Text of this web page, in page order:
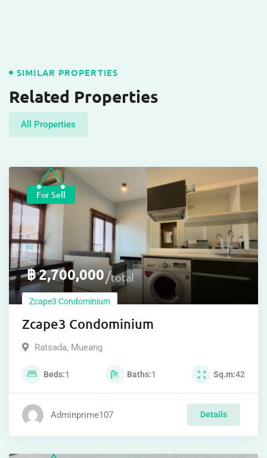
SIMILAR PROPERTIES
Related Properties
All Properties
For Sell
฿2,700,000 total
Zcape3 Condominium
Zcape3 Condominium
Ratsada, Mueang
Beds 1 Baths 1 Sq.m 42
Adminprime107 Details